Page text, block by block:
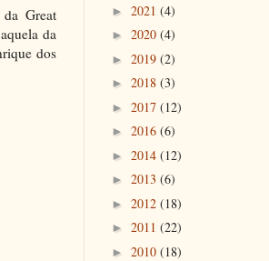
Great
da
dos
► 2021 (4)
► 2020 (4)
► 2019 (2)
► 2018 (3)
► 2017 (12)
► 2016 (6)
► 2014 (12)
► 2013 (6)
► 2012 (18)
► 2011 (22)
► 2010 (18)